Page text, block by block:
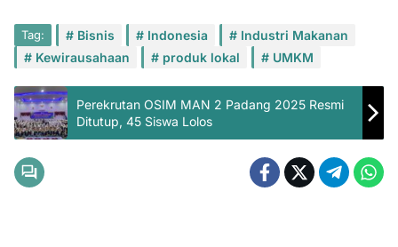
Tag: Bisnis Indonesia
Industri Makanan
Kewirausahaan
produk lokal UMKM
Perekrutan OSIM MAN 2 Padang 2025 Resmi
Ditutup, 45 Siswa Lolos